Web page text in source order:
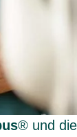
® und